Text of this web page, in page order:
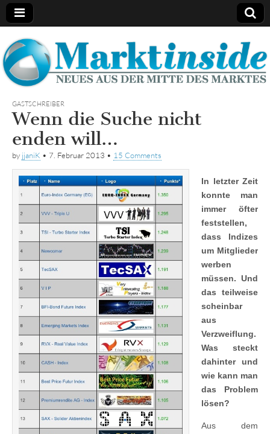
Marktinside
GASTSCHREIBER
Wenn die Suche nicht
enden will…
by jjaniK • 7. Februar 2013 • 15 Comments
In letzter Zeit
konnte man
immer öfter
feststellen,
dass Indizes
um Mitglieder
werben
müssen. Und
das teilweise
scheinbar
aus
Verzweiflung.
Was steckt
dahinter und
wie kann man
das Problem
lösen?
Aus dem